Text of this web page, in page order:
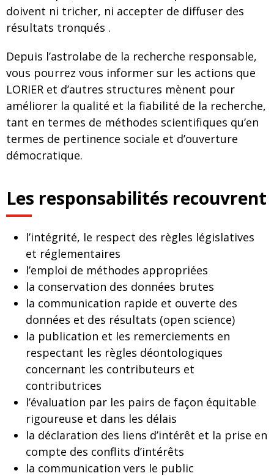
doivent ni tricher, ni accepter de diffuser des
résultats tronqués .
Depuis l’astrolabe de la recherche responsable,
vous pourrez vous informer sur les actions que
LORIER et d’autres structures mènent pour
améliorer la qualité et la fiabilité de la recherche,
tant en termes de méthodes scientifiques qu’en
termes de pertinence sociale et d’ouverture
démocratique.
Les responsabilités recouvrent
l’intégrité, le respect des règles législatives
et réglementaires
l’emploi de méthodes appropriées
la conservation des données brutes
la communication rapide et ouverte des
données et des résultats (open science)
la publication et les remerciements en
respectant les règles déontologiques
concernant les contributeurs et
contributrices
l’évaluation par les pairs de façon équitable
rigoureuse et dans les délais
la déclaration des liens d’intérêt et la prise en
compte des conflits d’intérêts
la communication vers le public